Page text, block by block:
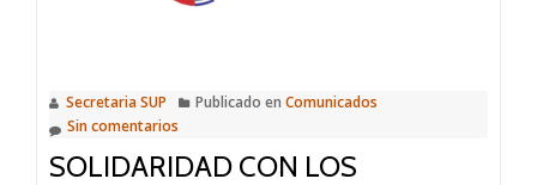
Secretaria SUP Publicado en Comunicados
Sin comentarios
SOLIDARIDAD CON LOS